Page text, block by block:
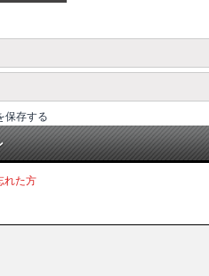
保存する
れた方